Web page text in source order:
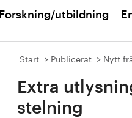
Forskning/utbildning
Start Publicerat Nytt
Extra
stelning